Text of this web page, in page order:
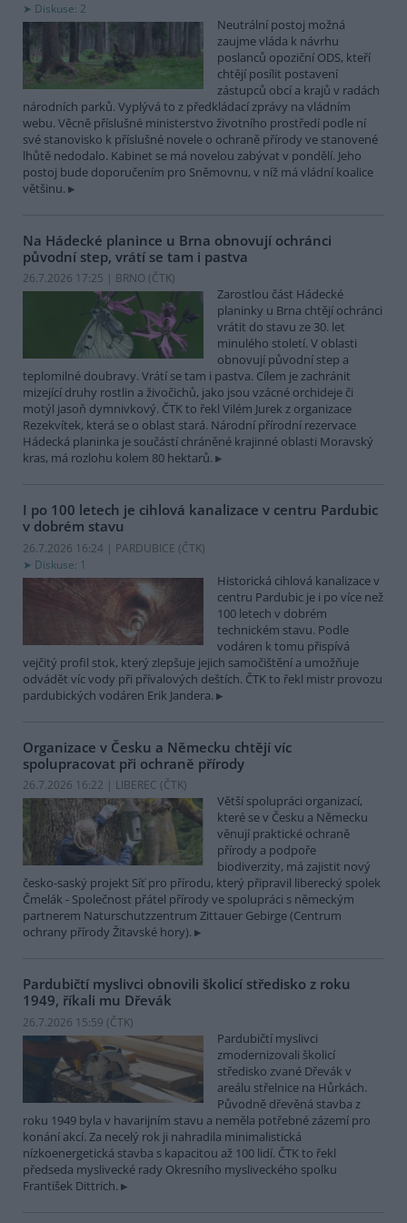
Diskuse: 2
Neutrální postoj možná
zaujme vláda k návrhu
poslanců opoziční ODS, kteří
chtějí posílit postavení
zástupců obcí a krajů v radách
národních parků. Vyplývá to z předkládací zprávy na vládním
webu. Věcně příslušné ministerstvo životního prostředí podle ní
své stanovisko k příslušné novele o ochraně přírody ve stanovené
lhůtě nedodalo. Kabinet se má novelou zabývat v pondělí. Jeho
postoj bude doporučením pro Sněmovnu, v níž má vládní koalice
většinu.
Na Hádecké planince u Brna obnovují ochránci
původní step, vrátí se tam i pastva
26.7.2026 17:25 | BRNO (ČTK)
Zarostlou část Hádecké
planinky u Brna chtějí ochránci
vrátit do stavu ze 30. let
minulého století. V oblasti
obnovují původní step a
teplomilné doubravy. Vrátí se tam i pastva. Cílem je zachránit
mizející druhy rostlin a živočichů, jako jsou vzácné orchideje či
motýl jasoň dymnivkový. ČTK to řekl Vilém Jurek z organizace
Rezekvítek, která se o oblast stará. Národní přírodní rezervace
Hádecká planinka je součástí chráněné krajinné oblasti Moravský
kras, má rozlohu kolem 80 hektarů.
I po 100 letech je cihlová kanalizace v centru Pardubic
v dobrém stavu
26.7.2026 16:24 | PARDUBICE (ČTK)
Diskuse: 1
Historická cihlová kanalizace v
centru Pardubic je i po více než
100 letech v dobrém
technickém stavu. Podle
vodáren k tomu přispívá
vejčitý profil stok, který zlepšuje jejich samočištění a umožňuje
odvádět víc vody při přívalových deštích. ČTK to řekl mistr provozu
pardubických vodáren Erik Jandera.
Organizace v Česku a Německu chtějí víc
spolupracovat při ochraně přírody
26.7.2026 16:22 | LIBEREC (ČTK)
Větší spolupráci organizací,
které se v Česku a Německu
věnují praktické ochraně
přírody a podpoře
biodiverzity, má zajistit nový
česko-saský projekt Síť pro přírodu, který připravil liberecký spolek
Čmelák - Společnost přátel přírody ve spolupráci s německým
partnerem Naturschutzzentrum Zittauer Gebirge (Centrum
ochrany přírody Žitavské hory).
Pardubičtí myslivci obnovili školicí středisko z roku
1949, říkali mu Dřevák
26.7.2026 15:59 (ČTK)
Pardubičtí myslivci
zmodernizovali školicí
středisko zvané Dřevák v
areálu střelnice na Hůrkách.
Původně dřevěná stavba z
roku 1949 byla v havarijním stavu a neměla potřebné zázemí pro
konání akcí. Za necelý rok ji nahradila minimalistická
nízkoenergetická stavba s kapacitou až 100 lidí. ČTK to řekl
předseda myslivecké rady Okresního mysliveckého spolku
František Dittrich.